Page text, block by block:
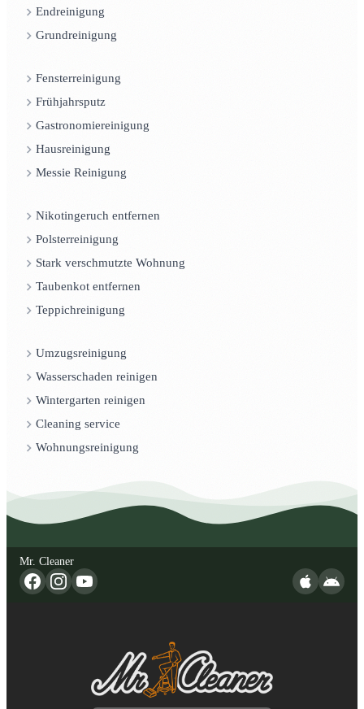
Endreinigung
Grundreinigung
Fensterreinigung
Frühjahrsputz
Gastronomiereinigung
Hausreinigung
Messie Reinigung
Nikotingeruch entfernen
Polsterreinigung
Stark verschmutzte Wohnung
Taubenkot entfernen
Teppichreinigung
Umzugsreinigung
Wasserschaden reinigen
Wintergarten reinigen
Cleaning service
Wohnungsreinigung
Mr. Cleaner